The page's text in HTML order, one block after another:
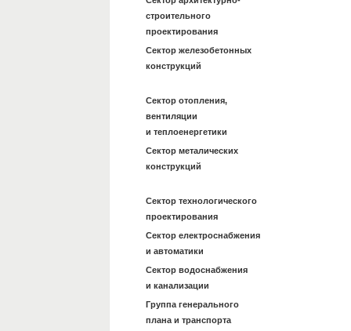
строительного
проектирования
Сектор железобетонных
конструкций
Сектор отопления,
вентиляции
и теплоенергетики
Сектор металических
конструкций
Сектор технологического
проектирования
Сектор електроснабжения
и автоматики
Сектор водоснабжения
и канализации
Группа генерального
плана и транспорта